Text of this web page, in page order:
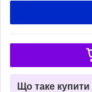
Що таке